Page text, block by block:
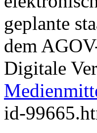
geplante
dem
Digitale
id-